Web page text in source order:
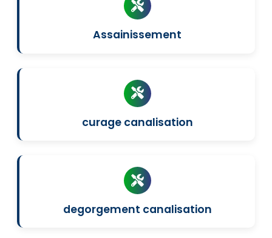
Assainissement
curage canalisation
degorgement canalisation